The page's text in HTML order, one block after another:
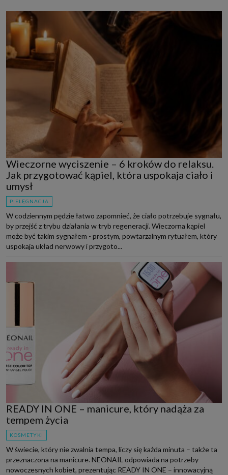
Wieczorne wyciszenie – 6 kroków do relaksu.
Jak przygotować kąpiel, która uspokaja ciało i
umysł
PIELĘGNACJA
W codziennym pędzie łatwo zapomnieć, że ciało potrzebuje sygnału,
by przejść z trybu działania w tryb regeneracji. Wieczorna kąpiel
może być takim sygnałem - prostym, powtarzalnym rytuałem, który
uspokaja układ nerwowy i przygoto...
READY IN ONE – manicure, który nadąża za
tempem życia
KOSMETYKI
W świecie, który nie zwalnia tempa, liczy się każda minuta – także ta
przeznaczona na manicure. NEONAIL odpowiada na potrzeby
nowoczesnych kobiet, prezentując READY IN ONE – innowacyjną